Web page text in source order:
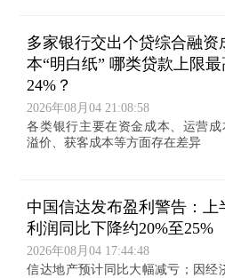
多家银行交出个贷综合融资
本“明白纸” 哪类贷款上限最
24%？
2026年08月04 21:08:58
各类银行主要在资金成本、运营成
溢价、获客成本等方面存在差异
中国信达发布盈利警告：上
利润同比下降约20%至25%
2026年08月04 17:44:48
信达地产预计同比大幅减亏；因经